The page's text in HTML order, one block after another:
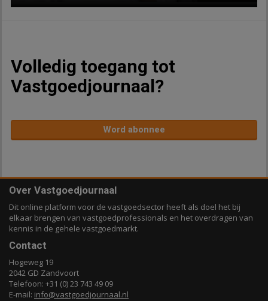
Volledig toegang tot
Vastgoedjournaal?
Word abonnee
Over Vastgoedjournaal
Dit online platform voor de vastgoedsector heeft als doel het bij
elkaar brengen van vastgoedprofessionals en het overdragen van
kennis in de gehele vastgoedmarkt.
Contact
Hogeweg 19
2042 GD Zandvoort
Telefoon: +31 (0) 23 743 49 09
E-mail: info@vastgoedjournaal.nl